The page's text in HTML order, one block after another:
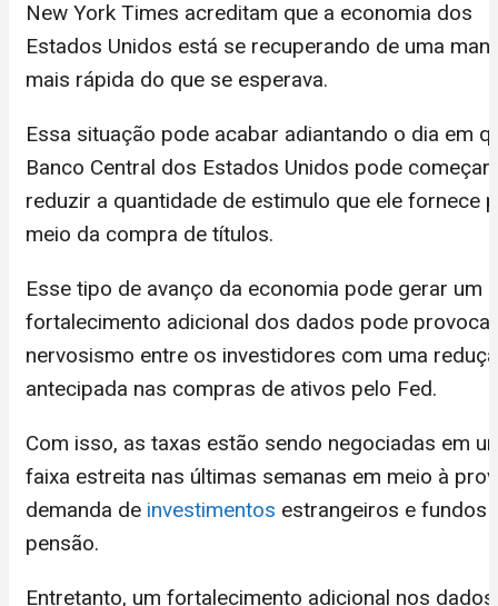
New York Times acreditam que a economia dos
Estados Unidos está se recuperando de uma
mais rápida do que se esperava.
Essa situação pode acabar adiantando o dia em
Banco Central dos Estados Unidos pode
reduzir a quantidade de estimulo que ele fornece
meio da compra de títulos.
Esse tipo de avanço da economia pode gerar um
fortalecimento adicional dos dados pode provocar
nervosismo entre os investidores com uma
antecipada nas compras de ativos pelo Fed.
Com isso, as taxas estão sendo negociadas em
faixa estreita nas últimas semanas em meio à
demanda de investimentos estrangeiros e fundos
pensão.
Entretanto, um fortalecimento adicional nos dados